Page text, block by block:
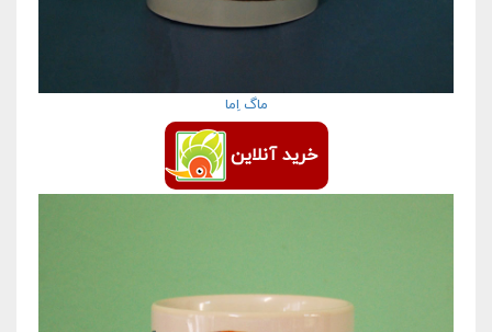
ماگ اِما
خرید آنلاین